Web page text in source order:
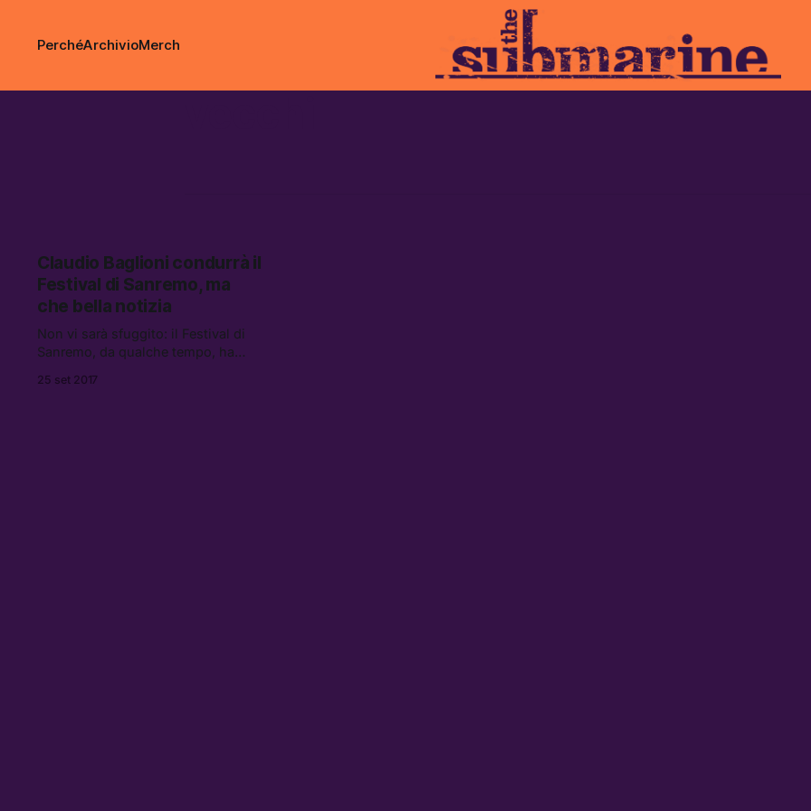
PerchéArchivioMerch
Claudio Baglioni condurrà il
Festival di Sanremo, ma
che bella notizia
Non vi sarà sfuggito: il Festival di
Sanremo, da qualche tempo, ha
smalto.
25 set 2017